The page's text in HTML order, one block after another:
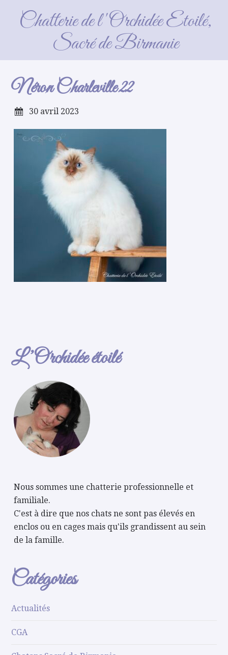
Chatterie de l'Orchidée Etoilé,
Sacré de Birmanie
Néron Charleville 22
Néron Charleville 22
30 avril 2023
L’Orchidée étoilé
Nous sommes une chatterie professionnelle et
familiale.
C'est à dire que nos chats ne sont pas élevés en
enclos ou en cages mais qu'ils grandissent au sein
de la famille.
Catégories
Actualités
CGA